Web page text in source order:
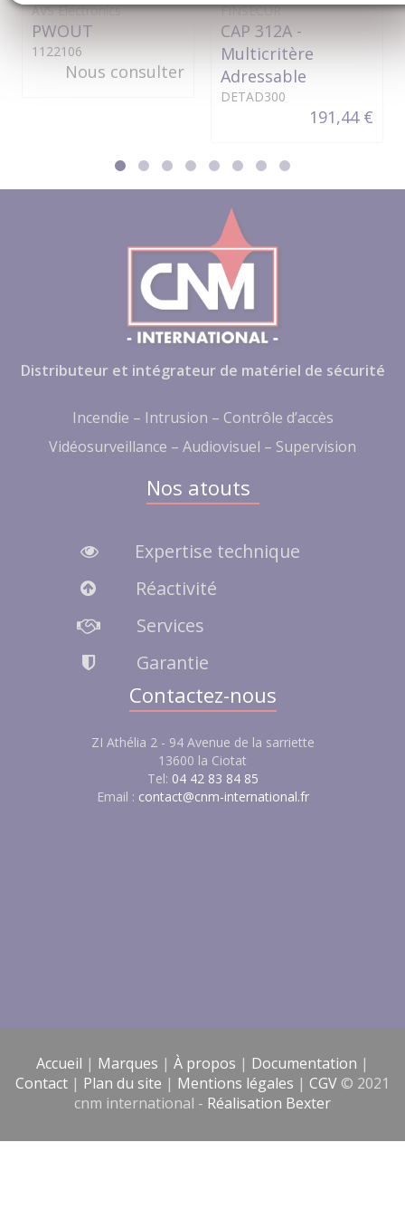
AVS Electronics
PWOUT
1122106
Nous consulter
FINSECUR
CAP 312A -
Multicritère
Adressable
DETAD300
191,44 €
Distributeur et intégrateur de matériel de sécurité
Incendie – Intrusion – Contrôle d’accès
Vidéosurveillance – Audiovisuel – Supervision
Nos atouts
Expertise technique
Réactivité
Services
Garantie
Contactez-nous
ZI Athélia 2 - 94 Avenue de la sarriette
13600 la Ciotat
Tel: 04 42 83 84 85
Email : contact@cnm-international.fr
Accueil | Marques | À propos | Documentation |
Contact | Plan du site | Mentions légales | CGV © 2021
cnm international - Réalisation Bexter